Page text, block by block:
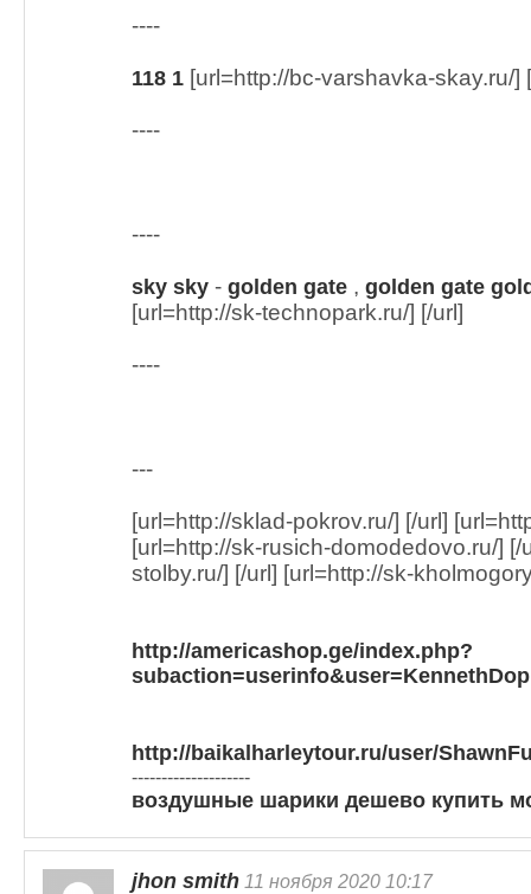
----
118 1 [url=http://bc-varshavka-skay.ru/]
----
----
sky sky - golden gate , golden gate
[url=http://sk-technopark.ru/] [/url]
----
---
[url=http://sklad-pokrov.ru/] [/url]
[url=http://sk-rusich-domodedovo.ru/]
stolby.ru/] [/url] [url=http://sk-
http://americashop.ge/index.php?
subaction=userinfo&user=KennethDop
http://baikalharleytour.ru/user/
--------------------
воздушные шарики дешево купить
jhon smith 11 ноября 2020 10:17